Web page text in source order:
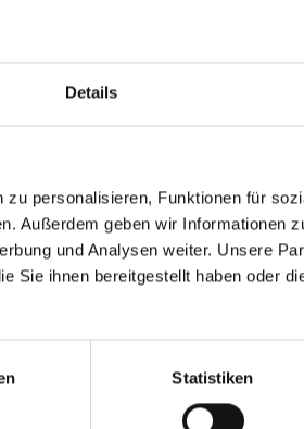
Details
personalisieren, Funktionen für
Außerdem geben wir Informationen
und Analysen weiter. Unsere
Sie ihnen bereitgestellt haben oder
Statistiken
Vaterstetten Planegg Garching
/ Trudering Ingolstadt Nürnberg